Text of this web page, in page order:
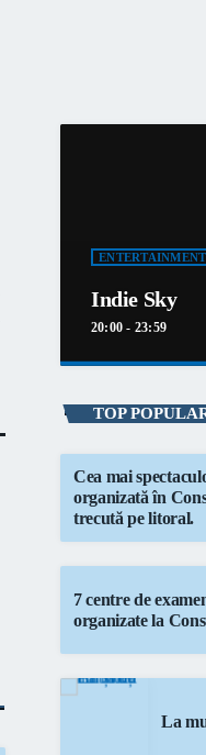
ENTERTAINMENT
Indie Sky
20:00 - 23:59
Indie Sky
Informațiile
TOP
Cea mai
organizată în
trecută pe litoral.
7 centre de
organizate la
La